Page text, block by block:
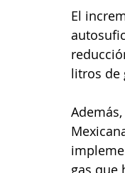
El
litros de
gas que